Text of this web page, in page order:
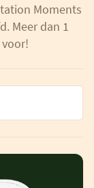
Moments
Meer dan 1